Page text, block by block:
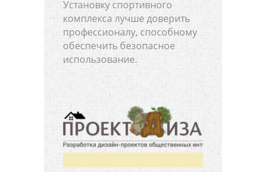
Установку спортивного
комплекса лучше доверить
профессионалу, способному
обеспечить безопасное
использование.